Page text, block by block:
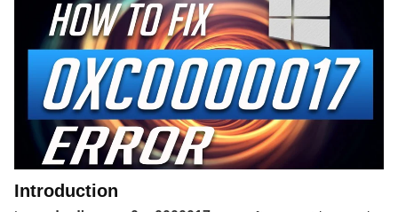
Introduction